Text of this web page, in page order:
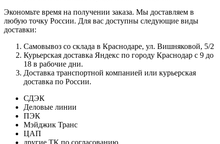
Экономьте время на получении заказа. Мы доставляем в
любую точку России. Для вас доступны следующие виды
доставки:
Самовывоз со склада в Краснодаре, ул. Вишняковой, 5/2
Курьерская доставка Яндекс по городу Краснодар с 9 до
18 в рабочие дни.
Доставка транспортной компанией или курьерская
доставка по России.
СДЭК
Деловые линии
ПЭК
Мэйджик Транс
ЦАП
другие ТК по согласованию